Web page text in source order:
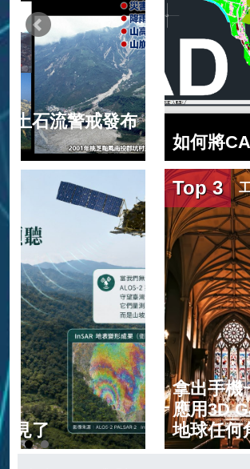
如何將CAD檔轉成GIS格
Top 3 工程技術發展
拿出手機一起燃燒你的3D
應用3D Gaussian
地球任何角落無限制範圍
模介紹